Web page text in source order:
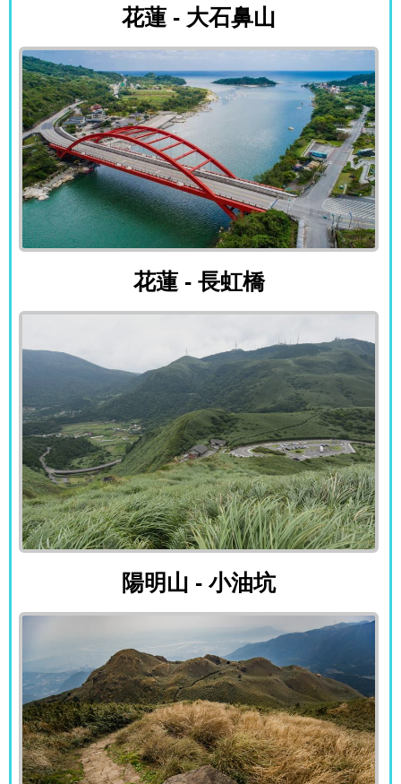
花蓮 - 大石鼻山
花蓮 - 長虹橋
花蓮 - 長虹橋
陽明山 - 小油坑
陽明山 - 小油坑